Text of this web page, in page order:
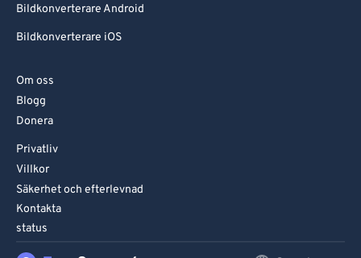
Bildkonverterare Android
Bildkonverterare iOS
Om oss
Blogg
Donera
Privatliv
Villkor
Säkerhet och efterlevnad
Kontakta
status